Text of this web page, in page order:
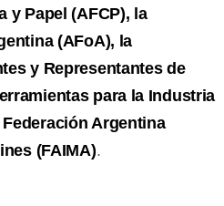
y Papel (AFCP), la
(AFoA), la
y Representantes de
para la Industria
Argentina
(FAIMA).